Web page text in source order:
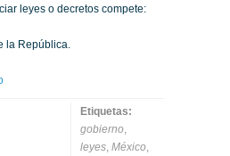
leyes o decretos compete:
la República.
Etiquetas:
gobierno
leyes México